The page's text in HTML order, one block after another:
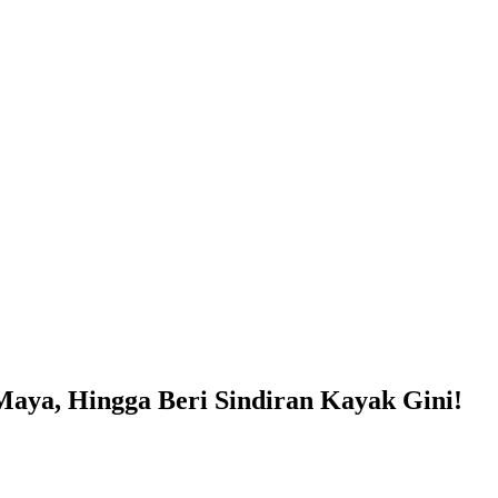
Hingga Beri Sindiran Kayak Gini!